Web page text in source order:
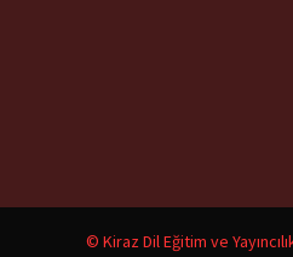
© Kiraz Dil Eğitim ve